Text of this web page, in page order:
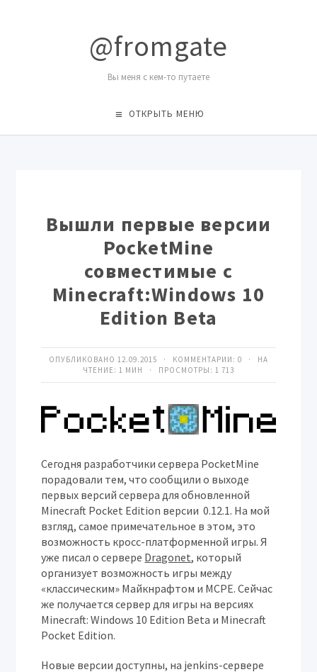
@fromgate
Вы меня с кем-то путаете
ОТКРЫТЬ МЕНЮ
Вышли первые версии
PocketMine
совместимые с
Minecraft:Windows 10
Edition Beta
ОПУБЛИКОВАНО 12.09.2015 · КОММЕНТАРИИ: 0 · НА
ЧТЕНИЕ: 1 МИН · ПРОСМОТРЫ: 1 713
Сегодня разработчики сервера PocketMine
порадовали тем, что сообщили о выходе
первых версий сервера для обновленной
Minecraft Pocket Edition версии 0.12.1. На мой
взгляд, самое примечательное в этом, это
возможность кросс-платформенной игры. Я
уже писал о сервере Dragonet, который
организует возможность игры между
«классическим» Майкнрафтом и MCPE. Сейчас
же получается сервер для игры на версиях
Minecraft: Windows 10 Edition Beta и Minecraft
Pocket Edition.
Новые версии доступны, на jenkins-сервере